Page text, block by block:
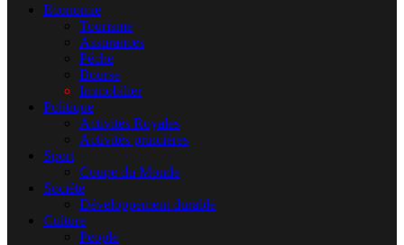
Economie
Tourisme
Assurances
Pêche
Bourse
Immobilier
Politique
Activités Royales
Activités princières
Sport
Coupe du Monde
Société
Développement durable
Culture
People